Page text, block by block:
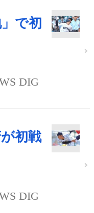
で初
DIG
初戦
DIG